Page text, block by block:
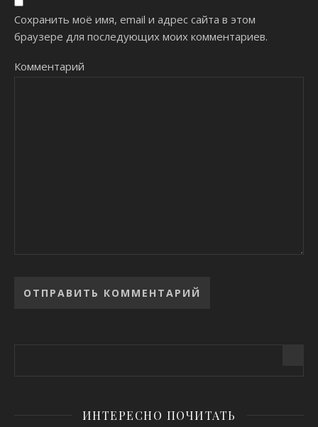
Сохранить моё имя, email и адрес сайта в этом
браузере для последующих моих комментариев.
Комментарий
ИНТЕРЕСНО ПОЧИТАТЬ